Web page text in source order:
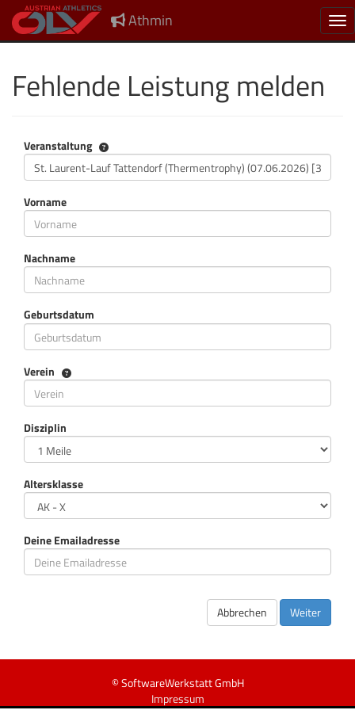
Athmin
Fehlende Leistung melden
Veranstaltung
Vorname
Nachname
Geburtsdatum
Verein
Disziplin
Altersklasse
Deine Emailadresse
Abbrechen Weiter
© SoftwareWerkstatt GmbH
Impressum